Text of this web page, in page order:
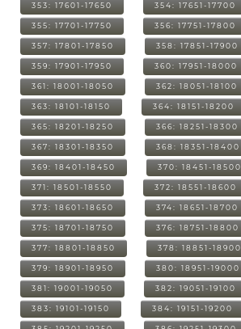
353: 17601-17650 354: 17651-17700
355: 17701-17750 356: 17751-17800
357: 17801-17850 358: 17851-17900
359: 17901-17950 360: 17951-18000
361: 18001-18050 362: 18051-18100
363: 18101-18150 364: 18151-18200
365: 18201-18250 366: 18251-18300
367: 18301-18350 368: 18351-18400
369: 18401-18450 370: 18451-18500
371: 18501-18550 372: 18551-18600
373: 18601-18650 374: 18651-18700
375: 18701-18750 376: 18751-18800
377: 18801-18850 378: 18851-18900
379: 18901-18950 380: 18951-19000
381: 19001-19050 382: 19051-19100
383: 19101-19150 384: 19151-19200